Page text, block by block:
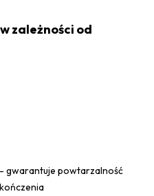
zależności od
– gwarantuje powtarzalność